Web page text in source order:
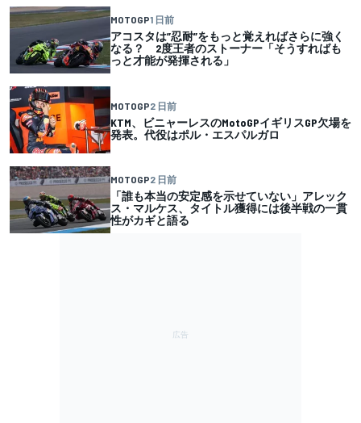
MOTOGP1 日前
アコスタは”忍耐”をもっと覚えればさらに強く
なる？ 2度王者のストーナー「そうすればも
っと才能が発揮される」
MOTOGP2 日前
KTM、ビニャーレスのMotoGPイギリスGP欠場を
発表。代役はポル・エスパルガロ
MOTOGP2 日前
「誰も本当の安定感を示せていない」アレック
ス・マルケス、タイトル獲得には後半戦の一貫
性がカギと語る